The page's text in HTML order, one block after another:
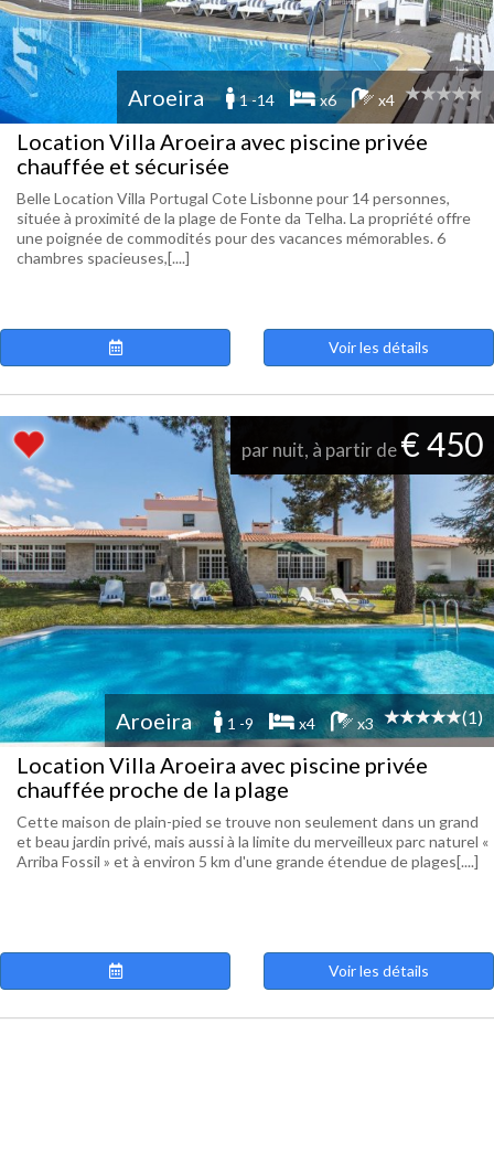
Aroeira 1 -14 x6 x4
Location Villa Aroeira avec piscine privée
chauffée et sécurisée
Belle Location Villa Portugal Cote Lisbonne pour 14 personnes,
située à proximité de la plage de Fonte da Telha. La propriété offre
une poignée de commodités pour des vacances mémorables. 6
chambres spacieuses,[....]
Voir les détails
par nuit, à partir de€ 450
Aroeira 1 -9 x4 x3 (1)
Location Villa Aroeira avec piscine privée
chauffée proche de la plage
Cette maison de plain-pied se trouve non seulement dans un grand
et beau jardin privé, mais aussi à la limite du merveilleux parc naturel «
Arriba Fossil » et à environ 5 km d'une grande étendue de plages[....]
Voir les détails